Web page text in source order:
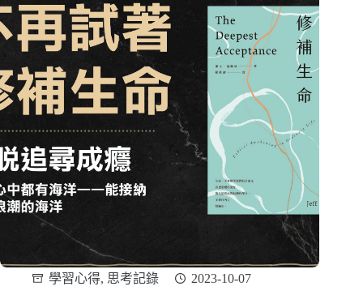
學習心得, 思考記錄 2023-10-07